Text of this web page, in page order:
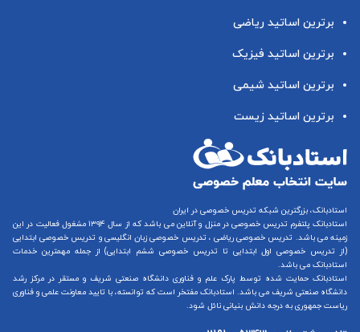
برترین اساتید ریاضی
برترین اساتید فیزیک
برترین اساتید شیمی
برترین اساتید زیست
استادبانک، بزرگترین شبکه تدریس خصوصی در ایران
استادبانک پلتفرم تدریس خصوصی در منزل و آنلاین
می باشد که از سال ۱۳۹۴ مشغول فعالیت در این
زمینه می باشد. تدریس خصوصی ریاضی ، تدریس خصوصی زبان انگلیسیو تدریس خصوصی ابتدایی
(از تدریس خصوصی اول ابتدایی تا تدریس خصوصی ششم ابتدایی) از جمله مهمترین خدمات
استادبانک می باشد.
استادبانک حمایت شده توسط پارک علم و فناوری دانشگاه صنعتی شریف و مستقر در مرکز رشد
دانشگاه صنعتی شریف می باشد. استادبانک مفتخر است که توانسته، با تایید معاونت علمی و فناوری
ریاست جمهوری به درجه دانش بنیانی نائل شود.